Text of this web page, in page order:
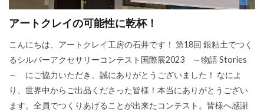
アートクレイの可能性に乾杯！
こんにちは、アートクレイ工房の石井です！ 第18回 銀粘土でつく
るシルバーアクセサリーコンテスト国際展2023 ～物語 Stories
～ にご協力いただき、誠にありがとうございました！ なによ
り、世界中からご出品くださった皆様！本当にありがとうござい
ます。全員でつくりあげることが出来たコンテスト。皆様へ感謝